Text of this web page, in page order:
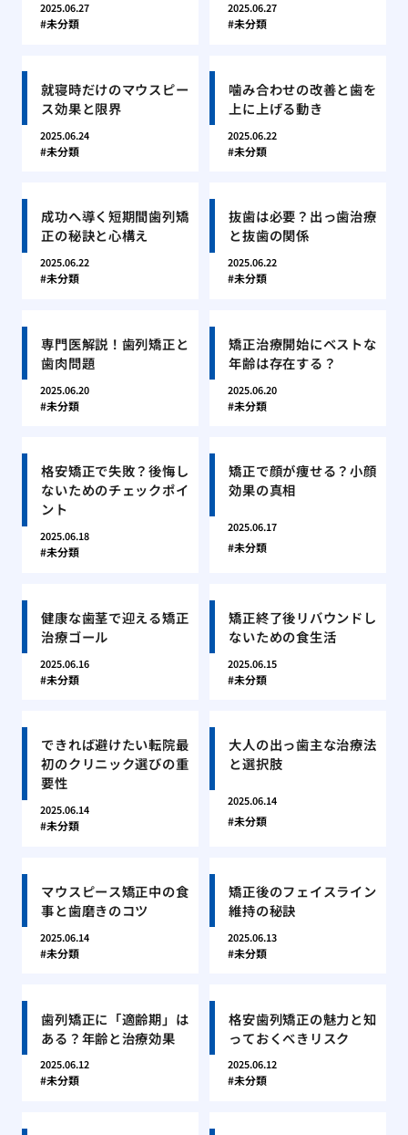
2025.06.27
未分類
2025.06.27
未分類
就寝時だけのマウスピー
ス効果と限界
2025.06.24
未分類
噛み合わせの改善と歯を
上に上げる動き
2025.06.22
未分類
成功へ導く短期間歯列矯
正の秘訣と心構え
2025.06.22
未分類
抜歯は必要？出っ歯治療
と抜歯の関係
2025.06.22
未分類
専門医解説！歯列矯正と
歯肉問題
2025.06.20
未分類
矯正治療開始にベストな
年齢は存在する？
2025.06.20
未分類
格安矯正で失敗？後悔し
ないためのチェックポイ
ント
2025.06.18
未分類
矯正で顔が痩せる？小顔
効果の真相
2025.06.17
未分類
健康な歯茎で迎える矯正
治療ゴール
2025.06.16
未分類
矯正終了後リバウンドし
ないための食生活
2025.06.15
未分類
できれば避けたい転院最
初のクリニック選びの重
要性
2025.06.14
未分類
大人の出っ歯主な治療法
と選択肢
2025.06.14
未分類
マウスピース矯正中の食
事と歯磨きのコツ
2025.06.14
未分類
矯正後のフェイスライン
維持の秘訣
2025.06.13
未分類
歯列矯正に「適齢期」は
ある？年齢と治療効果
2025.06.12
未分類
格安歯列矯正の魅力と知
っておくべきリスク
2025.06.12
未分類